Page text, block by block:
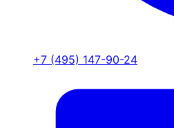
+7 (495) 147-90-24